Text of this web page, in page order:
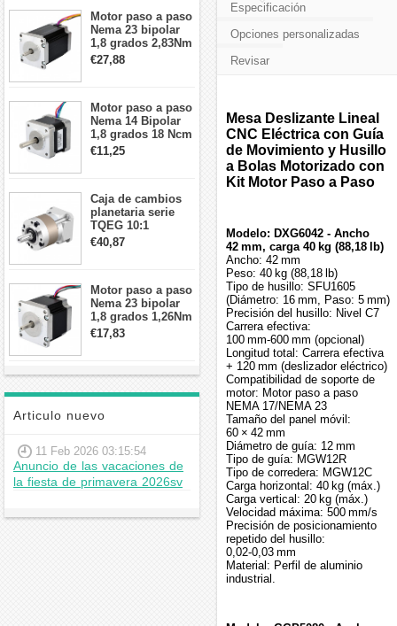
Motor paso a paso
Nema 23 bipolar
1,8 grados 2,83Nm
4A 2,26 V
57x57x84mm 8
€27,88
Motor paso a paso
Nema 14 Bipolar
1,8 grados 18 Ncm
0,8 A 5,74 V 35 x
35 x 34 mm 4
€11,25
Caja de cambios
planetaria serie
TQEG 10:1
contragolpe 15
arcmin para motor
€40,87
Motor paso a paso
Nema 23 bipolar
1,8 grados 1,26Nm
2,8A 2,5V
57x57x56mm 4
€17,83
Articulo nuevo
11 Feb 2026 03:15:54
Anuncio de las vacaciones de
la fiesta de primavera 2026sv
Especificación
Opciones personalizadas
Revisar
Mesa Deslizante Lineal
CNC Eléctrica con Guía
de Movimiento y Husillo
a Bolas Motorizado con
Kit Motor Paso a Paso
Modelo: DXG6042 - Ancho
42 mm, carga 40 kg (88,18 lb)
Ancho: 42 mm
Peso: 40 kg (88,18 lb)
Tipo de husillo: SFU1605
(Diámetro: 16 mm, Paso: 5 mm)
Precisión del husillo: Nivel C7
Carrera efectiva:
100 mm‑600 mm (opcional)
Longitud total: Carrera efectiva
+ 120 mm (deslizador eléctrico)
Compatibilidad de soporte de
motor: Motor paso a paso
NEMA 17/NEMA 23
Tamaño del panel móvil:
60 × 42 mm
Diámetro de guía: 12 mm
Tipo de guía: MGW12R
Tipo de corredera: MGW12C
Carga horizontal: 40 kg (máx.)
Carga vertical: 20 kg (máx.)
Velocidad máxima: 500 mm/s
Precisión de posicionamiento
repetido del husillo:
0,02‑0,03 mm
Material: Perfil de aluminio
industrial.